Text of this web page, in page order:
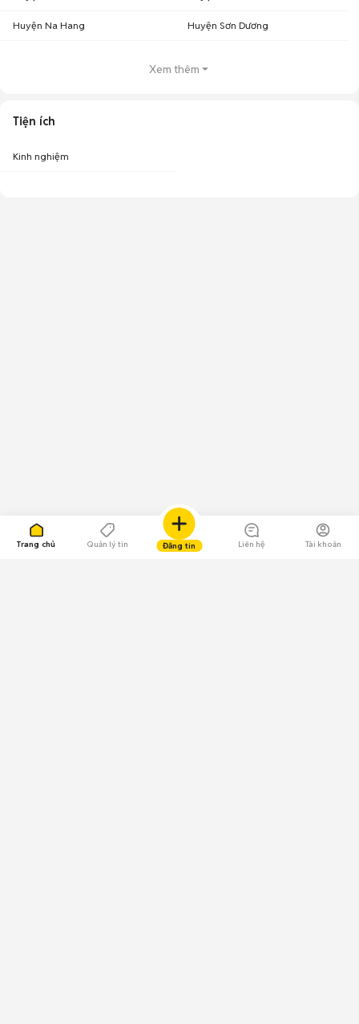
Trang chủ Quản lý tin Đăng tin Liên hệ Tài khoản
Huyện Na Hang Huyện Sơn Dương
Xem thêm
Tiện ích
Kinh nghiệm